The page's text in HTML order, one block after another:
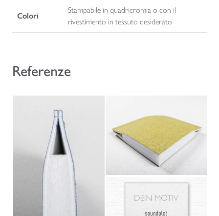
Colori
Stampabile in quadricromia o con il
rivestimento in tessuto desiderato
Referenze